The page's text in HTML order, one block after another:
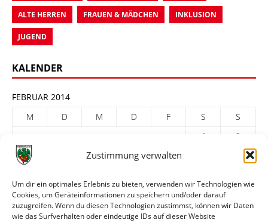
Zustimmung verwalten
Um dir ein optimales Erlebnis zu bieten, verwenden wir Technologien wie
Cookies, um Geräteinformationen zu speichern und/oder darauf
zuzugreifen. Wenn du diesen Technologien zustimmst, können wir Daten
wie das Surfverhalten oder eindeutige IDs auf dieser Website
ALTE HERREN FRAUEN & MÄDCHEN INKLUSION
JUGEND
KALENDER
FEBRUAR 2014
M
D M D F S
S
1
2
3
5 6 7
17
18 19 20 21 22
24
25 26 27 28